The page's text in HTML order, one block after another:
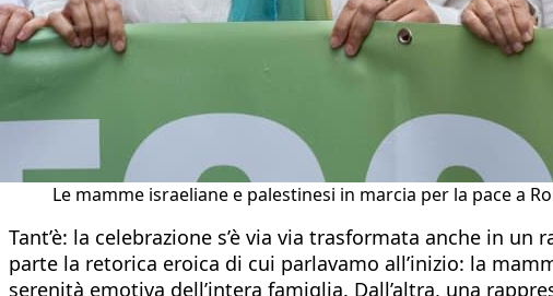
Le mamme israeliane e palestinesi in marcia per la pace a
Tant’è: la celebrazione s’è via via trasformata anche in
parte la retorica eroica di cui parlavamo all’inizio: la
serenità emotiva dell’intera famiglia. Dall’altra, una